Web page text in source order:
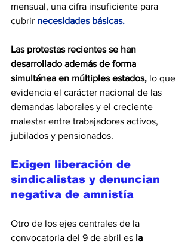
mensual, una cifra insuficiente para
cubrir necesidades básicas.
Las protestas recientes se han
desarrollado además de forma
simultánea en múltiples estados, lo que
evidencia el carácter nacional de las
demandas laborales y el creciente
malestar entre trabajadores activos,
jubilados y pensionados.
Exigen liberación de
sindicalistas y denuncian
negativa de amnistía
Otro de los ejes centrales de la
convocatoria del 9 de abril es la